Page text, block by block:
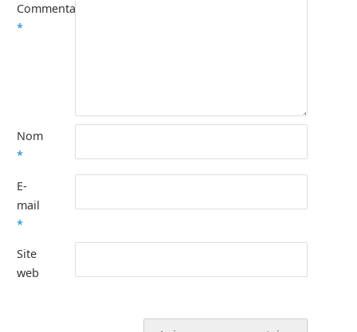
Commentaire
*
Nom
*
E-
mail
*
Site
web